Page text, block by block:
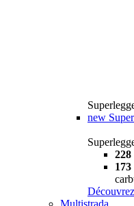
new
Multistrada